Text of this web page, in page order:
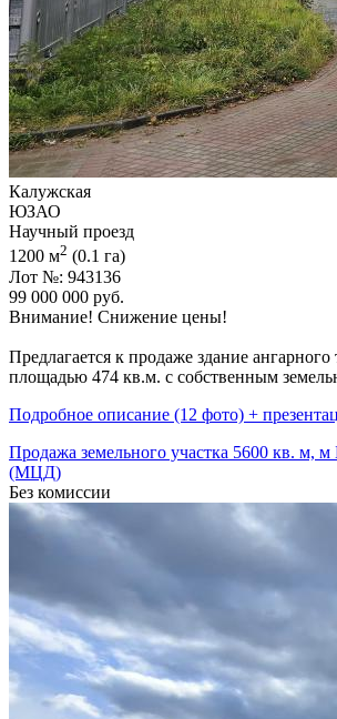
Калужская
ЮЗАО
Научный проезд
1200 м2 (0.1 га)
Лот №: 943136
99 000 000 руб.
Внимание! Снижение цены!
Предлагается к продаже здание
площадью 474 кв.м. с собственным
Подробное описание (12 фото) +
Продажа земельного участка 5600 кв. м, м
(МЦД)
Без комиссии